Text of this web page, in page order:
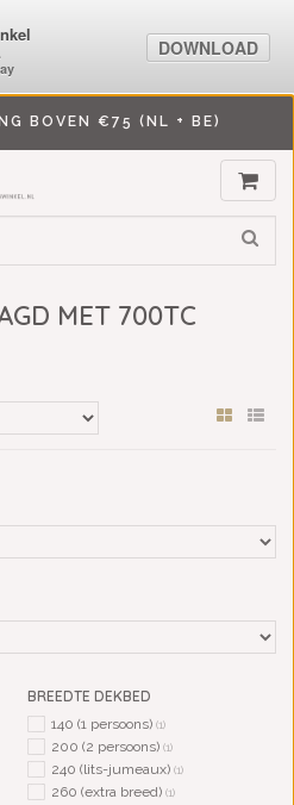
BOVEN €75 (NL + BE)
MET 700TC
BREEDTE DEKBED
140 (1 persoons) (1)
200 (2 persoons) (1)
240 (lits-jumeaux) (1)
260 (extra breed) (1)
DOWNLOAD
DOWNLOAD